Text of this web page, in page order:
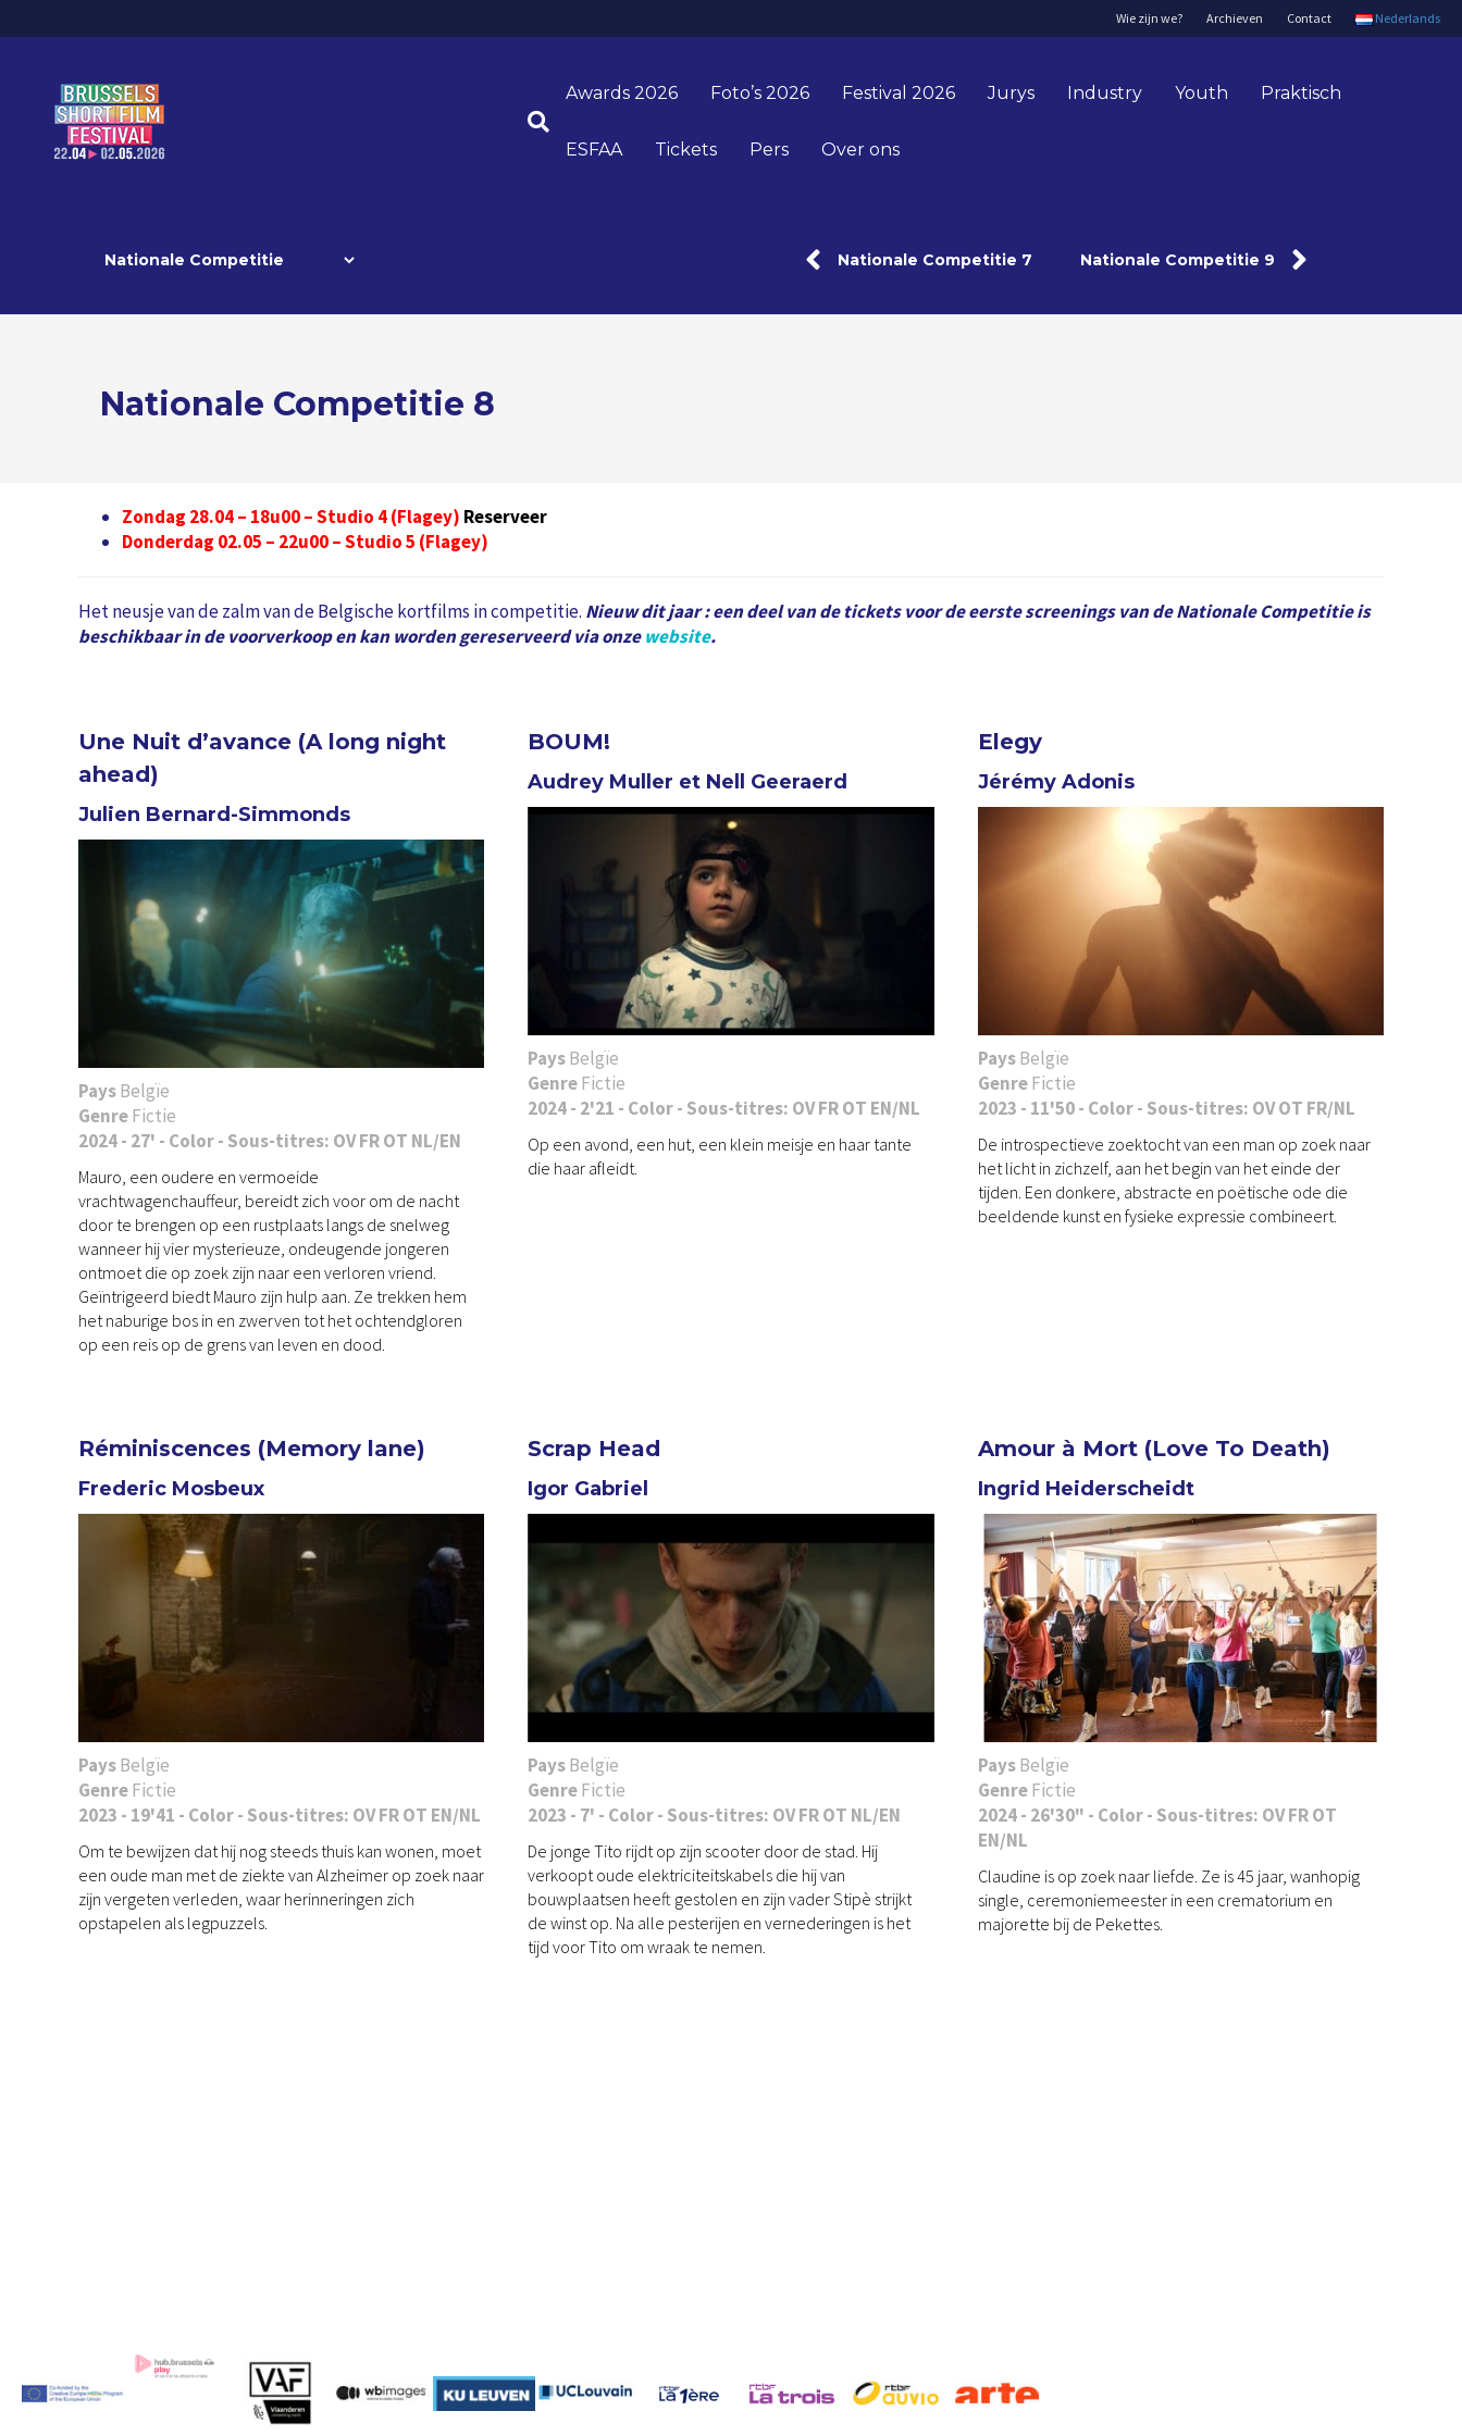
Wie zijn we? Archieven Contact Nederlands
Awards 2026 Foto’s 2026 Festival 2026 Jurys Industry Youth Praktisch
ESFAA Tickets Pers Over ons
Nationale Competitie 7 Nationale Competitie 9
Nationale Competitie 8
Zondag 28.04 – 18u00 – Studio 4 (Flagey) Reserveer
Donderdag 02.05 – 22u00 – Studio 5 (Flagey)
Het neusje van de zalm van de Belgische kortfilms in competitie. Nieuw dit jaar : een deel van de tickets voor de eerste screenings van de Nationale Competitie is
beschikbaar in de voorverkoop en kan worden gereserveerd via onzewebsite.
Une Nuit d’avance (A long night
ahead)
Julien Bernard-Simmonds
PaysBelgïe
GenreFictie
2024 - 27' - Color - Sous-titres: OV FR OT NL/EN
Mauro, een oudere en vermoeide
vrachtwagenchauffeur, bereidt zich voor om de nacht
door te brengen op een rustplaats langs de snelweg
wanneer hij vier mysterieuze, ondeugende jongeren
ontmoet die op zoek zijn naar een verloren vriend.
Geïntrigeerd biedt Mauro zijn hulp aan. Ze trekken hem
het naburige bos in en zwerven tot het ochtendgloren
op een reis op de grens van leven en dood.
BOUM!
Audrey Muller et Nell Geeraerd
PaysBelgïe
GenreFictie
2024 - 2'21 - Color - Sous-titres: OV FR OT EN/NL
Op een avond, een hut, een klein meisje en haar tante
die haar afleidt.
Elegy
Jérémy Adonis
PaysBelgïe
GenreFictie
2023 - 11'50 - Color - Sous-titres: OV OT FR/NL
De introspectieve zoektocht van een man op zoek naar
het licht in zichzelf, aan het begin van het einde der
tijden. Een donkere, abstracte en poëtische ode die
beeldende kunst en fysieke expressie combineert.
Réminiscences (Memory lane)
Frederic Mosbeux
PaysBelgïe
GenreFictie
2023 - 19'41 - Color - Sous-titres: OV FR OT EN/NL
Om te bewijzen dat hij nog steeds thuis kan wonen, moet
een oude man met de ziekte van Alzheimer op zoek naar
zijn vergeten verleden, waar herinneringen zich
opstapelen als legpuzzels.
Scrap Head
Igor Gabriel
PaysBelgïe
GenreFictie
2023 - 7' - Color - Sous-titres: OV FR OT NL/EN
De jonge Tito rijdt op zijn scooter door de stad. Hij
verkoopt oude elektriciteitskabels die hij van
bouwplaatsen heeft gestolen en zijn vader Stipè strijkt
de winst op. Na alle pesterijen en vernederingen is het
tijd voor Tito om wraak te nemen.
Amour à Mort (Love To Death)
Ingrid Heiderscheidt
PaysBelgïe
GenreFictie
2024 - 26'30" - Color - Sous-titres: OV FR OT
EN/NL
Claudine is op zoek naar liefde. Ze is 45 jaar, wanhopig
single, ceremoniemeester in een crematorium en
majorette bij de Pekettes.